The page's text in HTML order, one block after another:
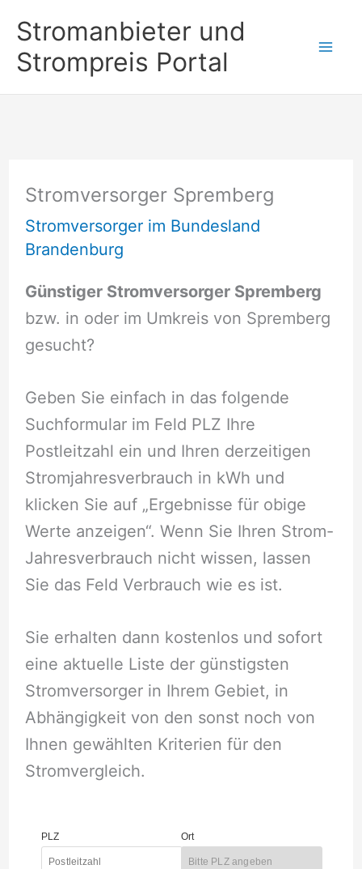
Inhalt
springen
Stromanbieter und
Strompreis Portal
Stromversorger Spremberg
Stromversorger im Bundesland
Brandenburg
Günstiger Stromversorger Spremberg
bzw. in oder im Umkreis von Spremberg
gesucht?
Geben Sie einfach in das folgende
Suchformular im Feld PLZ Ihre
Postleitzahl ein und Ihren derzeitigen
Stromjahresverbrauch in kWh und
klicken Sie auf „Ergebnisse für obige
Werte anzeigen“. Wenn Sie Ihren Strom-
Jahresverbrauch nicht wissen, lassen
Sie das Feld Verbrauch wie es ist.
Sie erhalten dann kostenlos und sofort
eine aktuelle Liste der günstigsten
Stromversorger in Ihrem Gebiet, in
Abhängigkeit von den sonst noch von
Ihnen gewählten Kriterien für den
Stromvergleich.